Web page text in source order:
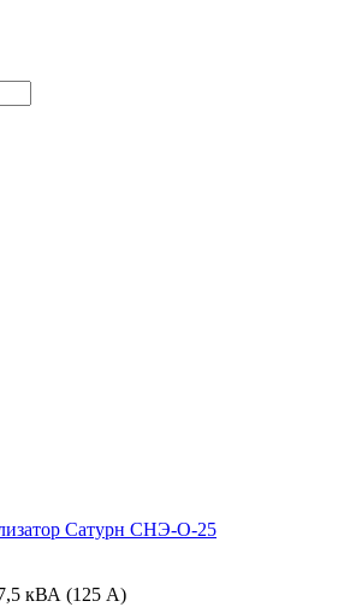
Сатурн СНЭ-О-25
кВА (125 А)